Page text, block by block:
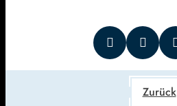
Zurück